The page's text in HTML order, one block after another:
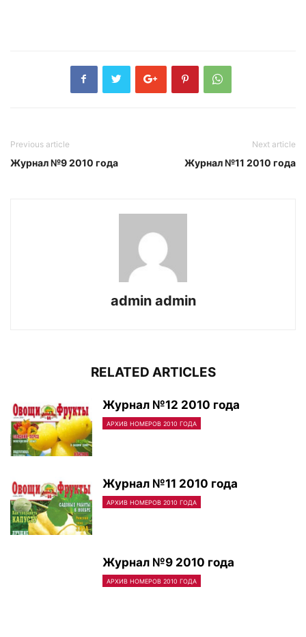
Previous article
Журнал №9 2010 года
Next article
Журнал №11 2010 года
admin admin
RELATED ARTICLES
Журнал №12 2010 года
АРХИВ НОМЕРОВ 2010 ГОДА
Журнал №11 2010 года
АРХИВ НОМЕРОВ 2010 ГОДА
Журнал №9 2010 года
АРХИВ НОМЕРОВ 2010 ГОДА